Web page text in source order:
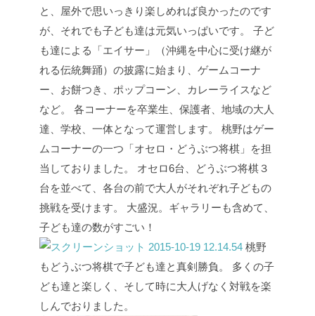
と、屋外で思いっきり楽しめれば良かったのです
が、それでも子ども達は元気いっぱいです。
子ど
も達による「エイサー」（沖縄を中心に受け継が
れる伝統舞踊）の披露に始まり、ゲームコーナ
ー、お餅つき、ポップコーン、カレーライスなど
など。
各コーナーを卒業生、保護者、地域の大人
達、学校、一体となって運営します。
桃野はゲー
ムコーナーの一つ「オセロ・どうぶつ将棋」を担
当しておりました。
オセロ6台、どうぶつ将棋３
台を並べて、各台の前で大人がそれぞれ子どもの
挑戦を受けます。
大盛況。ギャラリーも含めて、
子ども達の数がすごい！
桃野
もどうぶつ将棋で子ども達と真剣勝負。
多くの子
ども達と楽しく、そして時に大人げなく対戦を楽
しんでおりました。